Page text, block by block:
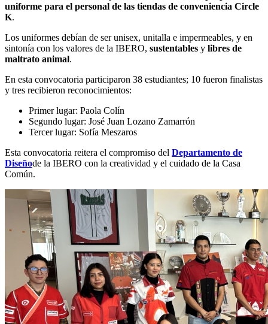
uniforme para el personal de las tiendas de conveniencia Circle
K.
Los uniformes debían de ser unisex, unitalla e impermeables, y en
sintonía con los valores de la IBERO, sustentables y libres de
maltrato animal.
En esta convocatoria participaron 38 estudiantes; 10 fueron finalistas
y tres recibieron reconocimientos:
Primer lugar: Paola Colín
Segundo lugar: José Juan Lozano Zamarrón
Tercer lugar: Sofía Meszaros
Esta convocatoria reitera el compromiso del Departamento de
Diseñode la IBERO con la creatividad y el cuidado de la Casa
Común.